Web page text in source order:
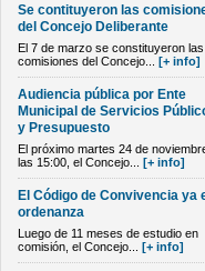
Se contituyeron las
del Concejo Deliberante
El 7 de marzo se constituyeron las
comisiones del Concejo... [+ info]
Audiencia pública por Ente
Municipal de Servicios
y Presupuesto
El próximo martes 24 de
las 15:00, el Concejo... [+ info]
El Código de Convivencia ya
ordenanza
Luego de 11 meses de estudio en
comisión, el Concejo... [+ info]